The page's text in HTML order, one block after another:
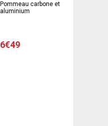
Pommeau carbone et
aluminium
6€49